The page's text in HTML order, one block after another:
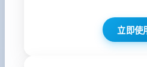
立即使